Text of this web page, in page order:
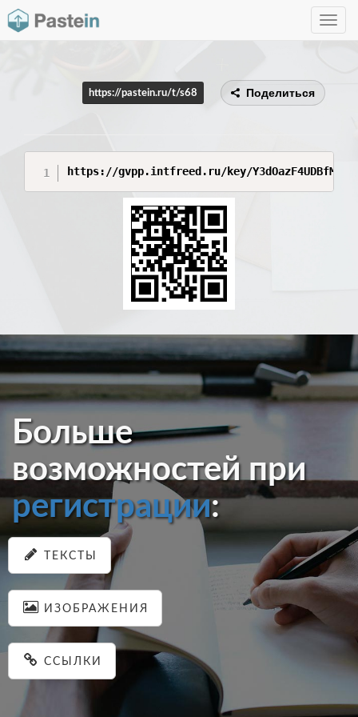
Toggle
https://pastein.ru/t/s68 Поделиться
https://gvpp.intfreed.ru/key/
Больше
возможностей при
регистрации:
ТЕКСТЫ
ИЗОБРАЖЕНИЯ
ССЫЛКИ